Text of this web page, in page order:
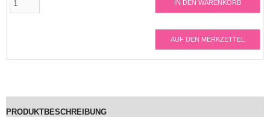
IN DEN WARENKORB
AUF DEN MERKZETTEL
PRODUKTBESCHREIBUNG